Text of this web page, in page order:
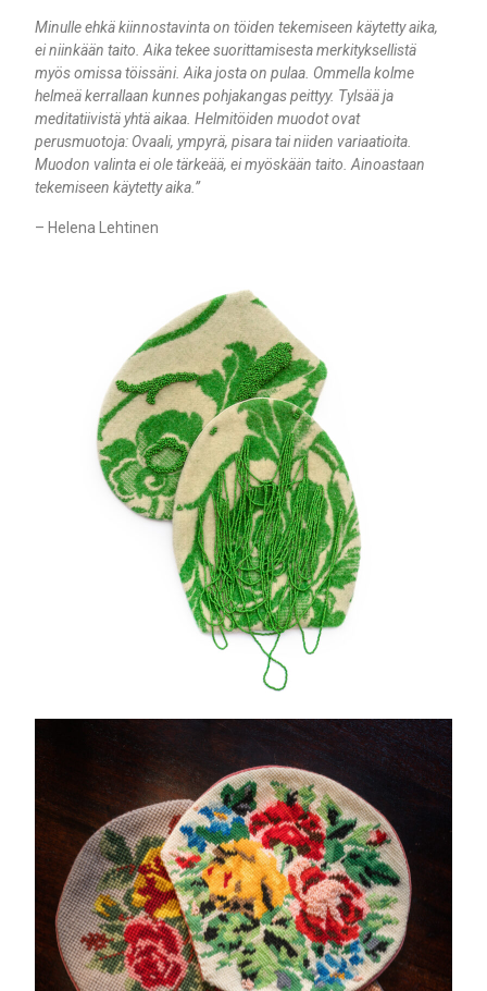
Minulle ehkä kiinnostavinta on töiden tekemiseen käytetty aika,
ei niinkään taito. Aika tekee suorittamisesta merkityksellistä
myös omissa töissäni. Aika josta on pulaa. Ommella kolme
helmeä kerrallaan kunnes pohjakangas peittyy. Tylsää ja
meditatiivistä yhtä aikaa. Helmitöiden muodot ovat
perusmuotoja: Ovaali, ympyrä, pisara tai niiden variaatioita.
Muodon valinta ei ole tärkeää, ei myöskään taito. Ainoastaan
tekemiseen käytetty aika.”
– Helena Lehtinen